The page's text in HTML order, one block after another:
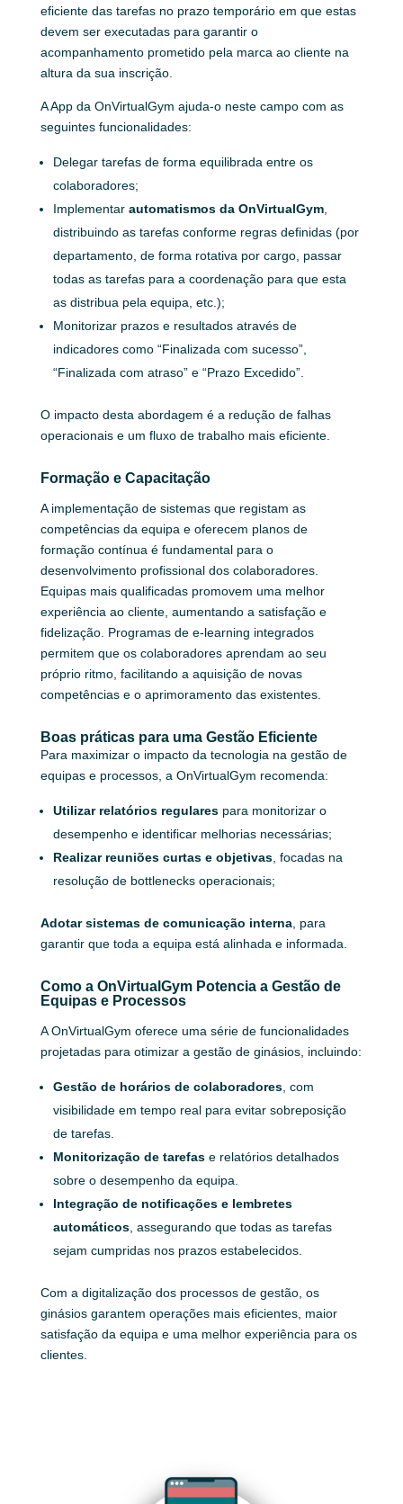
eficiente das tarefas no prazo temporário em que estas
devem ser executadas para garantir o
acompanhamento prometido pela marca ao cliente na
altura da sua inscrição.
A App da OnVirtualGym ajuda-o neste campo com as
seguintes funcionalidades:
Delegar tarefas de forma equilibrada entre os
colaboradores;
Implementar automatismos da OnVirtualGym,
distribuindo as tarefas conforme regras definidas (por
departamento, de forma rotativa por cargo, passar
todas as tarefas para a coordenação para que esta
as distribua pela equipa, etc.);
Monitorizar prazos e resultados através de
indicadores como “Finalizada com sucesso”,
“Finalizada com atraso” e “Prazo Excedido”.
O impacto desta abordagem é a redução de falhas
operacionais e um fluxo de trabalho mais eficiente.
Formação e Capacitação
A implementação de sistemas que registam as
competências da equipa e oferecem planos de
formação contínua é fundamental para o
desenvolvimento profissional dos colaboradores.
Equipas mais qualificadas promovem uma melhor
experiência ao cliente, aumentando a satisfação e
fidelização. Programas de e-learning integrados
permitem que os colaboradores aprendam ao seu
próprio ritmo, facilitando a aquisição de novas
competências e o aprimoramento das existentes.
Boas práticas para uma Gestão Eficiente
Para maximizar o impacto da tecnologia na gestão de
equipas e processos, a OnVirtualGym recomenda:
Utilizar relatórios regularespara monitorizar o
desempenho e identificar melhorias necessárias;
Realizar reuniões curtas e objetivas, focadas na
resolução de bottlenecks operacionais;
Adotar sistemas de comunicação interna, para
garantir que toda a equipa está alinhada e informada.
Como a OnVirtualGym Potencia a Gestão de
Equipas e Processos
A OnVirtualGym oferece uma série de funcionalidades
projetadas para otimizar a gestão de ginásios, incluindo:
Gestão de horários de colaboradores, com
visibilidade em tempo real para evitar sobreposição
de tarefas.
Monitorização de tarefase relatórios detalhados
sobre o desempenho da equipa.
Integração de notificações e lembretes
automáticos, assegurando que todas as tarefas
sejam cumpridas nos prazos estabelecidos.
Com a digitalização dos processos de gestão, os
ginásios garantem operações mais eficientes, maior
satisfação da equipa e uma melhor experiência para os
clientes.